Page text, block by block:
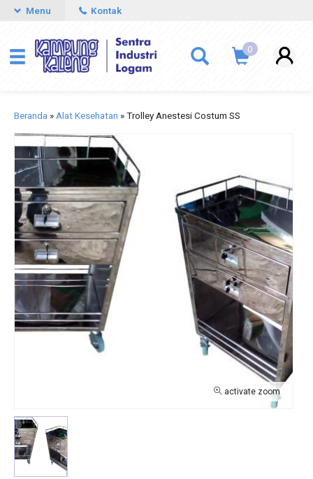
Menu Kontak
0
Beranda » Alat Kesehatan »Trolley Anestesi Costum SS
activate zoom